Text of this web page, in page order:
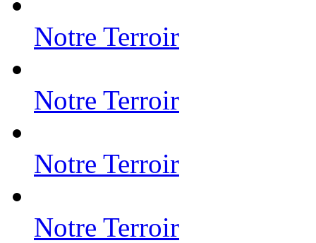
Notre Terroir
Notre Terroir
Notre Terroir
Notre Terroir